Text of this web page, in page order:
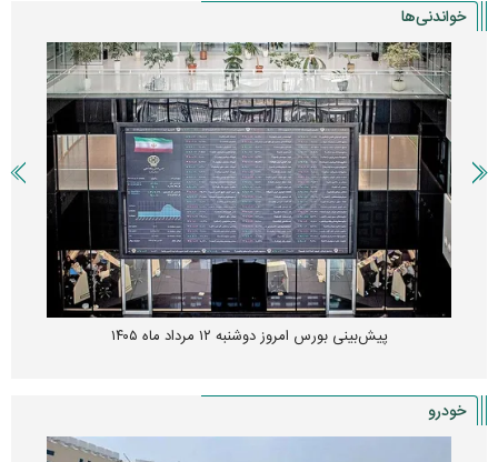
خواندنی‌ها
پیش‌بینی بورس امروز دوشنبه ۱۲ مرداد ماه ۱۴۰۵
خودرو